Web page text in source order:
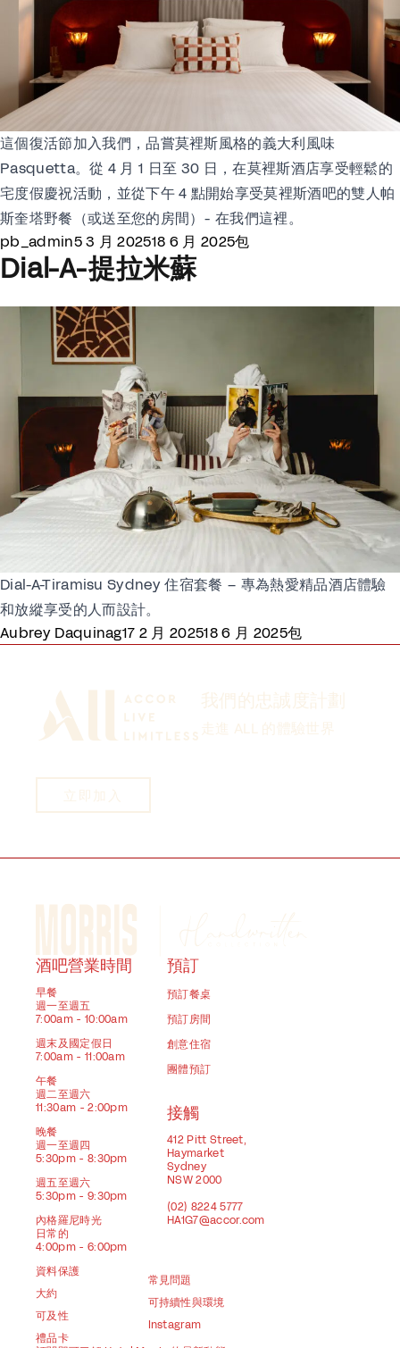
這個復活節加入我們，品嘗莫裡斯風格的義大利風味
Pasquetta。從 4 月 1 日至 30 日，在莫裡斯酒店享受輕鬆的
宅度假慶祝活動，並從下午 4 點開始享受莫裡斯酒吧的雙人帕
斯奎塔野餐（或送至您的房間）- 在我們這裡。
Posted by
pb_admin5 3 月 202518 6 月 2025Posted in
包
Dial-A-提拉米蘇
Dial-A-Tiramisu Sydney 住宿套餐 – 專為熱愛精品酒店體驗
和放縱享受的人而設計。
Posted by
Aubrey Daquinag17 2 月 202518 6 月 2025Posted in
包
我們的忠誠度計劃
走進 ALL 的體驗世界
立即加入
酒吧營業時間
早餐
週一至週五
7:00am - 10:00am
週末及國定假日
7:00am - 11:00am
午餐
週二至週六
11:30am - 2:00pm
晚餐
週一至週四
5:30pm - 8:30pm
週五至週六
5:30pm - 9:30pm
內格羅尼時光
日常的
4:00pm - 6:00pm
預訂
預訂餐桌
預訂房間
創意住宿
團體預訂
接觸
412 Pitt Street,
Haymarket
Sydney
NSW 2000
(02) 8224 5777
HA1G7@accor.com
資料保護
大約
可及性
禮品卡
常見問題
可持續性與環境
Instagram